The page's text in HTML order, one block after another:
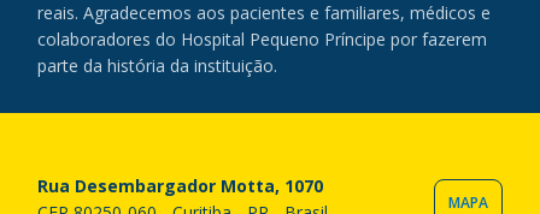
reais. Agradecemos aos pacientes e familiares, médicos e
colaboradores do Hospital Pequeno Príncipe por fazerem
parte da história da instituição.
Rua Desembargador Motta, 1070
MAPA